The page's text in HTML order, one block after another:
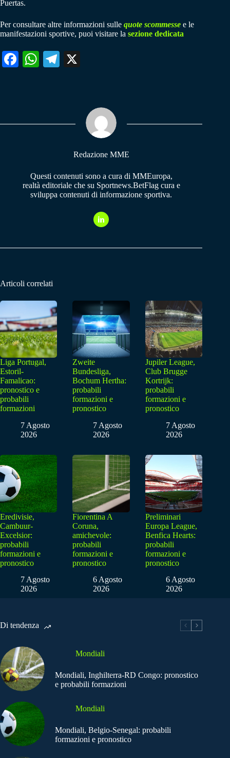
Puertas.
Per consultare altre informazioni sulle quote scommesse e le
manifestazioni sportive, puoi visitare la sezione dedicata
Fa W
pp
Te
m
Redazione MME
Questi contenuti sono a cura di MMEuropa,
realtà editoriale che su Sportnews.BetFlag cura e
sviluppa contenuti di informazione sportiva.
Articoli correlati
Liga Portugal,
Estoril-
Famalicao:
pronostico e
probabili
formazioni
7 Agosto
2026
Zweite
Bundesliga,
Bochum Hertha:
probabili
formazioni e
pronostico
7 Agosto
2026
Jupiler League,
Club Brugge
Kortrijk:
probabili
formazioni e
pronostico
7 Agosto
2026
Eredivisie,
Cambuur-
Excelsior:
probabili
formazioni e
pronostico
7 Agosto
2026
Fiorentina A
Coruna,
amichevole:
probabili
formazioni e
pronostico
6 Agosto
2026
Preliminari
Europa League,
Benfica Hearts:
probabili
formazioni e
pronostico
6 Agosto
2026
Di tendenza
Mondiali
Mondiali, Inghilterra-RD Congo: pronostico
e probabili formazioni
Mondiali
Mondiali, Belgio-Senegal: probabili
formazioni e pronostico